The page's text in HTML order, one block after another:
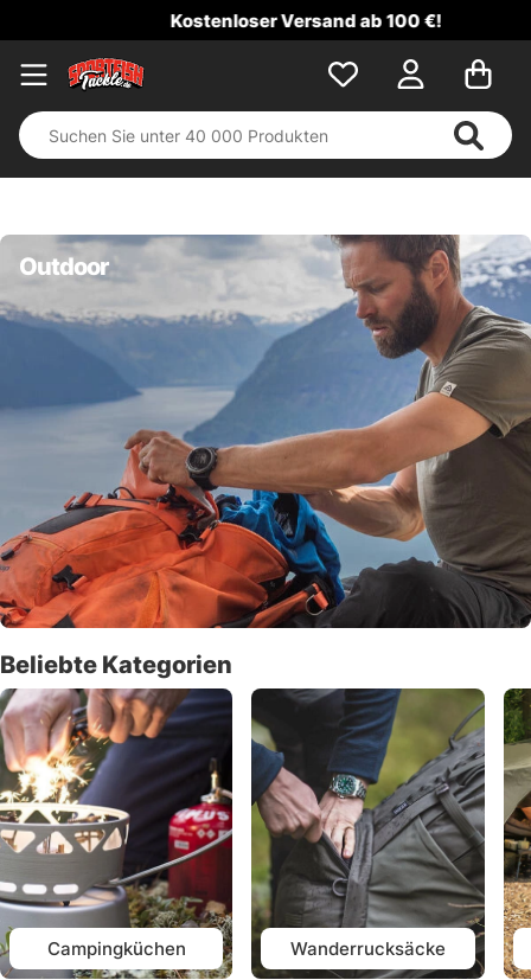
Kostenloser Versand ab 100 €!
Outdoor
Beliebte Kategorien
Campingküchen Wanderrucksäcke